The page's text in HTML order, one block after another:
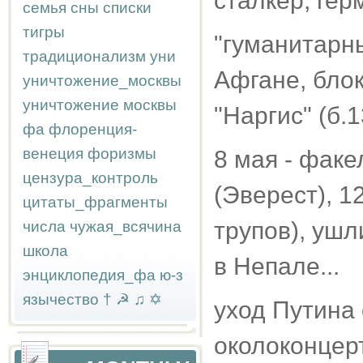
семья сны списки
тигры
традиционализм уни
уничтожение_москвы
уничтожение москвы
фа флоренция-
венеция форизмы
цензура_контроль
цитаты_фрагменты
числа чужая_всячина
школа
энциклопедия_фа ю-з
язычество † ☭ ♫ ✡
Афгане,
"Наргис"
8 мая -
(Эверест),
трупов),
в Непале...
уход